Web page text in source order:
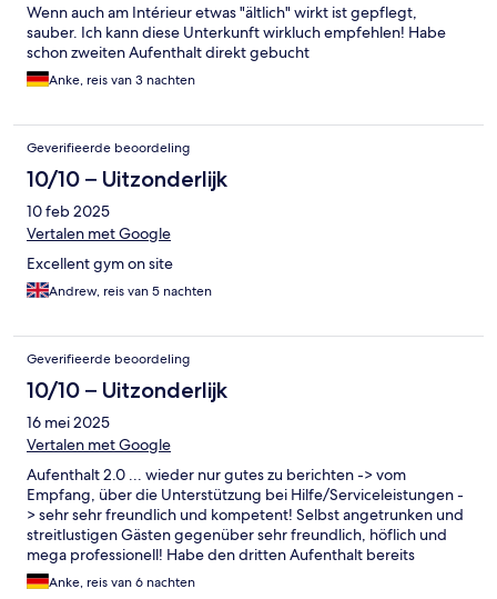
Wenn auch am Intérieur etwas "ältlich" wirkt ist gepflegt,
sauber. Ich kann diese Unterkunft wirkluch empfehlen! Habe
schon zweiten Aufenthalt direkt gebucht
Anke, reis van 3 nachten
Geverifieerde beoordeling
10/10 – Uitzonderlijk
10 feb 2025
Vertalen met Google
Excellent gym on site
Andrew, reis van 5 nachten
Geverifieerde beoordeling
10/10 – Uitzonderlijk
16 mei 2025
Vertalen met Google
Aufenthalt 2.0 ... wieder nur gutes zu berichten -> vom
Empfang, über die Unterstützung bei Hilfe/Serviceleistungen -
> sehr sehr freundlich und kompetent! Selbst angetrunken und
streitlustigen Gästen gegenüber sehr freundlich, höflich und
mega professionell! Habe den dritten Aufenthalt bereits
gebucht, freue mich schon jetzt darauf!
Anke, reis van 6 nachten